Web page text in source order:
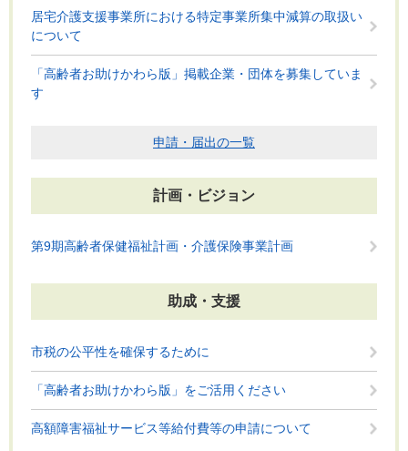
居宅介護支援事業所における特定事業所集中減算の取扱い
について
「高齢者お助けかわら版」掲載企業・団体を募集していま
す
申請・届出の一覧
計画・ビジョン
第9期高齢者保健福祉計画・介護保険事業計画
助成・支援
市税の公平性を確保するために
「高齢者お助けかわら版」をご活用ください
高額障害福祉サービス等給付費等の申請について